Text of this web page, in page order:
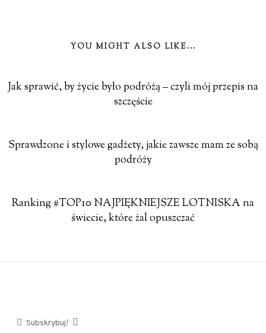
YOU MIGHT ALSO LIKE...
Jak sprawić, by życie było podróżą – czyli mój przepis na
szczęście
Sprawdzone i stylowe gadżety, jakie zawsze mam ze sobą
podróży
Ranking #TOP10 NAJPIĘKNIEJSZE LOTNISKA na
świecie, które żal opuszczać
Subskrybuj!